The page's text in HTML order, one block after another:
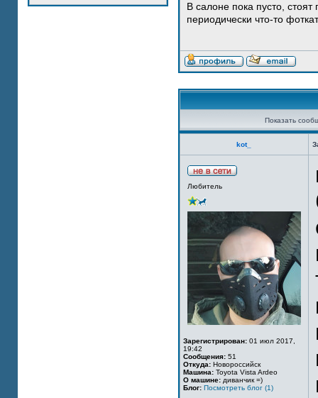
В салоне пока пусто,
периодически что-то
Показать
kot_
Любитель
Зарегистрирован: 01 июл 2017,
19:42
Сообщения: 51
Откуда: Новороссийск
Машина: Toyota Vista Ardeo
О машине: диванчик =)
Блог: Посмотреть блог (1)